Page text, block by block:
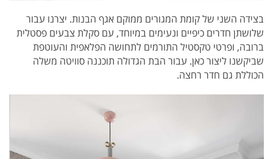
בצידה השני של קומת המגורים ממוקם אגף הבנות. יצרנו עבור
שלושתן חדרים כיפיים ונעימים במיוחד, עם סקלת צבעים פסטלית
ברובה, ופרטי טקסטיל התורמים לתחושה הפלאפית והעוטפת
שביקשנו ליצור כאן. עבור הבת הגדולה תוכננה סוויטה משלה
הכוללת גם חדר רחצה.